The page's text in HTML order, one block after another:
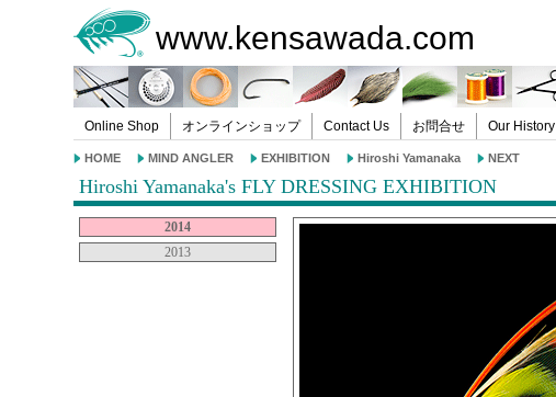
www.kensawada.com
Online Shop オンラインショップ Contact Us お問合せ Our History
HOME MIND ANGLER EXHIBITION Hiroshi Yamanaka NEXT
Hiroshi Yamanaka's FLY DRESSING EXHIBITION
2014
2013